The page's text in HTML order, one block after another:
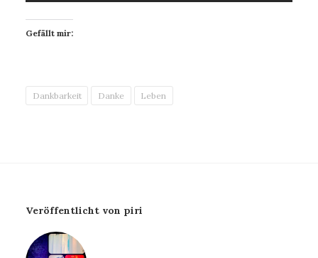
Gefällt mir:
Dankbarkeit Danke Leben
Veröffentlicht von piri